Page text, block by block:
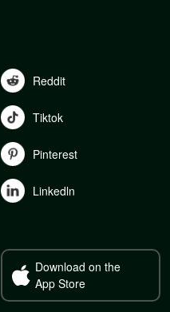
Reddit
Tiktok
Pinterest
Linkedln
Download on the
App Store